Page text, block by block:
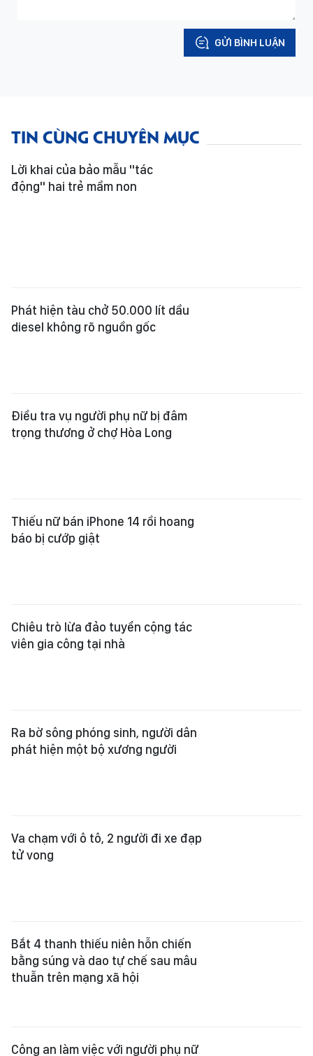
GỬI BÌNH LUẬN
TIN CÙNG CHUYÊN MỤC
Lời khai của bảo mẫu "tác
động" hai trẻ mầm non
Phát hiện tàu chở 50.000 lít dầu
diesel không rõ nguồn gốc
Điều tra vụ người phụ nữ bị đâm
trọng thương ở chợ Hòa Long
Thiếu nữ bán iPhone 14 rồi hoang
báo bị cướp giật
Chiêu trò lừa đảo tuyển cộng tác
viên gia công tại nhà
Ra bờ sông phóng sinh, người dân
phát hiện một bộ xương người
Va chạm với ô tô, 2 người đi xe đạp
tử vong
Bắt 4 thanh thiếu niên hỗn chiến
bằng súng và dao tự chế sau mâu
thuẫn trên mạng xã hội
Công an làm việc với người phụ nữ